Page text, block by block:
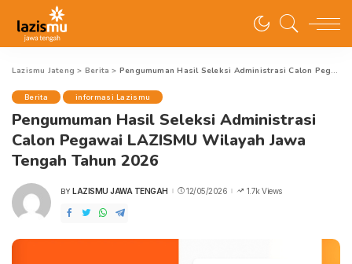
Lazismu Jateng > Berita > Pengumuman Hasil Seleksi Administrasi Calon Pegawai LAZISMU Wilayah Jawa Tengah Tahun 2026
Berita informasi Lazismu
Pengumuman Hasil Seleksi Administrasi
Calon Pegawai LAZISMU Wilayah Jawa
Tengah Tahun 2026
POSTED
BY LAZISMU JAWA TENGAH 12/05/2026 1.7k Views